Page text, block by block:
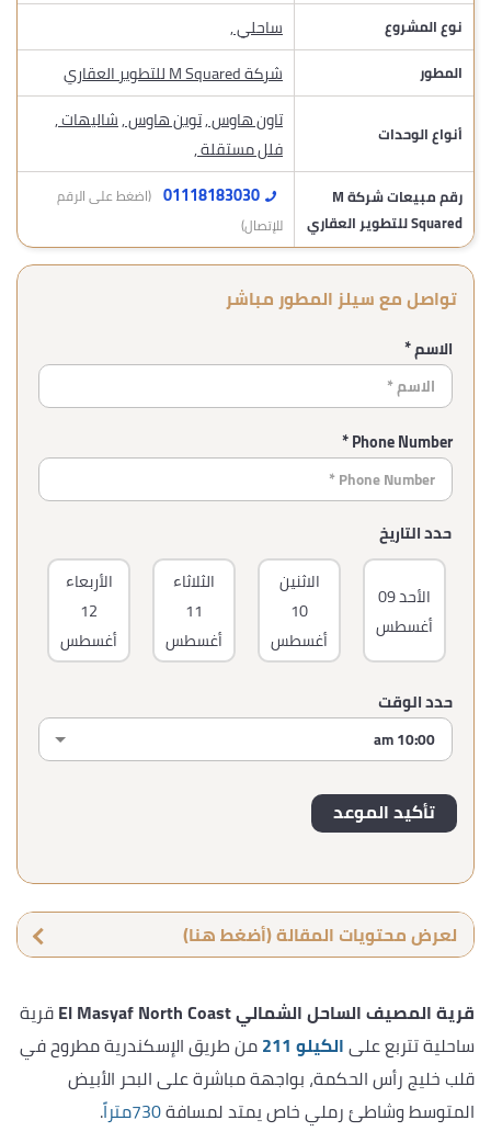
نوع المشروع ساحلي,
المطور شركة M Squared للتطوير العقاري
أنواع الوحدات تاون هاوس,توين هاوس,شاليهات,
فلل مستقلة,
رقم مبيعات شركة M
Squared للتطوير العقاري
01118183030
(اضغط على الرقم
للإتصال)
تواصل مع سيلز المطور مباشر
الاسم *
Phone Number *
حدد التاريخ
الأحد09
أغسطس
الاثنين
10
أغسطس
الثلاثاء
11
أغسطس
الأربعاء
12
أغسطس
حدد الوقت
لعرض محتويات المقالة (أضغط هنا)
قرية المصيف الساحل الشماليEl Masyaf North Coastقرية
ساحلية تتربع علىالكيلو 211
من طريق الإسكندرية مطروح في
قلب خليج رأس الحكمة، بواجهة مباشرة على البحر الأبيض
المتوسط وشاطئ رملي خاص يمتد لمسافة730متراً
.